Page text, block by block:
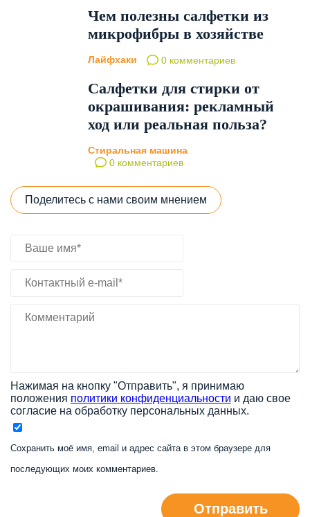
Чем полезны салфетки из
микрофибры в хозяйстве
Лайфхаки 0 комментариев
Салфетки для стирки от
окрашивания: рекламный
ход или реальная польза?
Стиральная машина
0 комментариев
Поделитесь с нами своим мнением
Нажимая на кнопку "Отправить", я принимаю
положения политики конфиденциальности и даю свое
согласие на обработку персональных данных.
Сохранить моё имя, email и адрес сайта в этом браузере для
последующих моих комментариев.
Отправить